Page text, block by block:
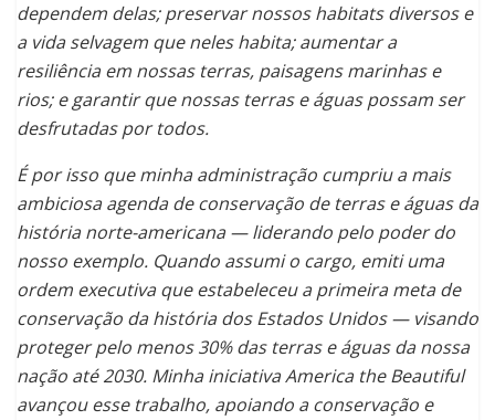
dependem delas; preservar nossos habitats diversos e
a vida selvagem que neles habita; aumentar a
resiliência em nossas terras, paisagens marinhas e
rios; e garantir que nossas terras e águas possam ser
desfrutadas por todos.
É por isso que minha administração cumpriu a mais
ambiciosa agenda de conservação de terras e águas da
história norte-americana — liderando pelo poder do
nosso exemplo. Quando assumi o cargo, emiti uma
ordem executiva que estabeleceu a primeira meta de
conservação da história dos Estados Unidos — visando
proteger pelo menos 30% das terras e águas da nossa
nação até 2030. Minha iniciativa America the Beautiful
avançou esse trabalho, apoiando a conservação e